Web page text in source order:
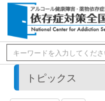
トピックス